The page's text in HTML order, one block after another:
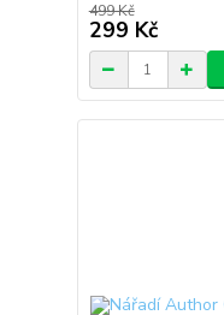
499 Kč
299 Kč